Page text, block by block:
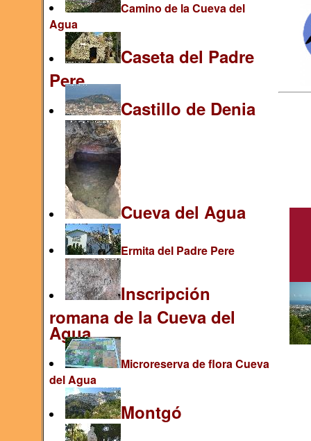
Camino de la Cueva del
Agua
Caseta del Padre
Pere
Castillo de Denia
Cueva del Agua
Ermita del Padre Pere
Inscripción
romana de la Cueva del
Agua
Microreserva de flora Cueva
del Agua
Montgó